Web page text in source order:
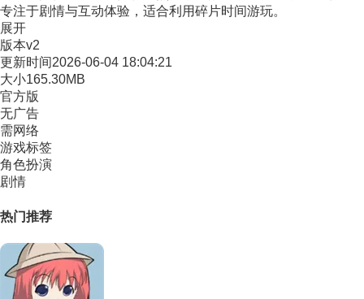
专注于剧情与互动体验，适合利用碎片时间游玩。
展开
版本v2
更新时间2026-06-04 18:04:21
大小165.30MB
官方版
无广告
需网络
游戏标签
角色扮演
剧情
热门推荐